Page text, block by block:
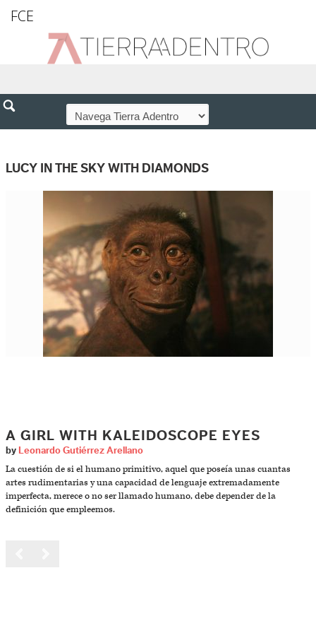
FCE
LUCY IN THE SKY WITH DIAMONDS
A GIRL WITH KALEIDOSCOPE EYES
by Leonardo Gutiérrez Arellano
La cuestión de si el humano primitivo, aquel que poseía unas cuantas
artes rudimentarias y una capacidad de lenguaje extremadamente
imperfecta, merece o no ser llamado humano, debe depender de la
definición que empleemos.